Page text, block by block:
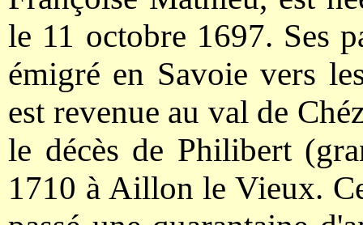
le 11 octobre 1697. Ses
émigré en Savoie vers
est revenue au val de
le décès de Philibert
1710 à Aillon le Vieux.